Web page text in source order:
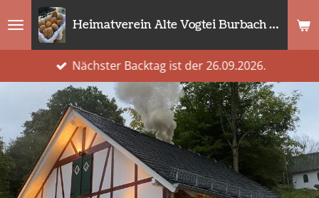
Hauptinhalt
Heimatverein Alte Vogtei Burbach e.V.
Nächster Backtag ist der 26.09.2026.